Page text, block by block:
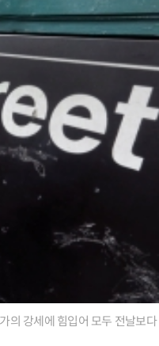
의 강세에 힘입어 모두 전날보다